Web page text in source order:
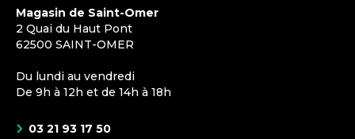
Magasin de Saint-Omer
2 Quai du Haut Pont
62500 SAINT-OMER
Du lundi au vendredi
De 9h à 12h et de 14h à 18h
03 21 93 17 50